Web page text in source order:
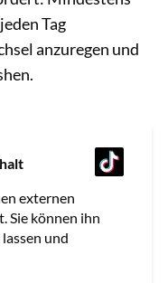
Tag
anzuregen und
externen
Sie können ihn
und